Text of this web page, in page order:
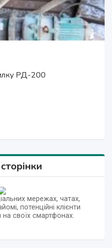
Договірна
ЦН 3000-197
Договірна
Договірна
ЦН 3000-197
Продам решетку-дробилку РД-200
мережах, чатах,
потенційні клієнти
своїх смартфонах.